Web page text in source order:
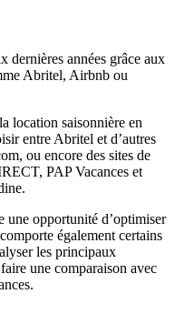
dernières années grâce aux
Abritel, Airbnb ou
location saisonnière en
entre Abritel et d’autres
ou encore des sites de
PAP Vacances et
une opportunité d’optimiser
également certains
les principaux
une comparaison avec